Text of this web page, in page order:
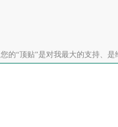
您的“顶贴”是对我最大的支持、